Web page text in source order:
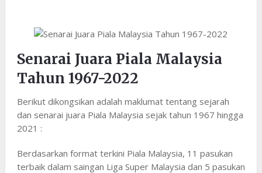
Senarai Juara Piala Malaysia
Tahun 1967-2022
Berikut dikongsikan adalah maklumat tentang sejarah
dan senarai juara Piala Malaysia sejak tahun 1967 hingga
2021 :
Berdasarkan format terkini Piala Malaysia, 11 pasukan
terbaik dalam saingan Liga Super Malaysia dan 5 pasukan